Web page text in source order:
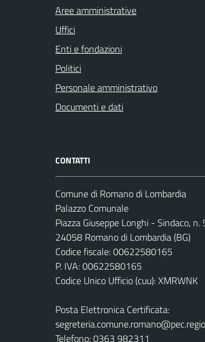
Aree amministrative
Uffici
Enti e fondazioni
Politici
Personale amministrativo
Documenti e dati
CONTATTI
Comune di Romano di Lombardia
Palazzo Comunale
Piazza Giuseppe Longhi - Sindaco, n.
24058 Romano di Lombardia (BG)
Codice fiscale: 00622580165
P. IVA: 00622580165
Codice Unico Ufficio (cuu): XMRWNK
Posta Elettronica Certificata:
Telefono: 0363 982311